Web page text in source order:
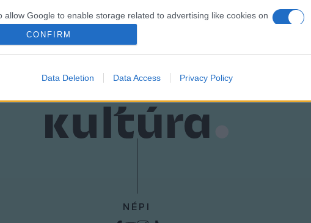
allow Google to enable storage related to advertising like cookies on
allow my user data to be sent to Google for online advertising
allow Google to enable storage related to analytics like cookies on
identifiers in apps.
allow Google to enable storage related to personalization.
CONFIRM
Data Deletion Data Access Privacy Policy
NÉPI